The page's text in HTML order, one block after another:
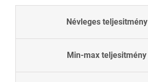
Névleges teljesitmény
Min-max teljesitmény